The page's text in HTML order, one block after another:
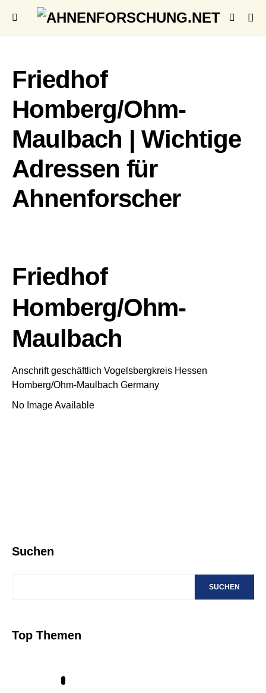
Friedhof
Homberg/Ohm-
Maulbach | Wichtige
Adressen für
Ahnenforscher
Friedhof
Homberg/Ohm-
Maulbach
Anschrift geschäftlich Vogelsbergkreis Hessen
Homberg/Ohm-Maulbach Germany
No Image Available
Suchen
SUCHEN
Top Themen